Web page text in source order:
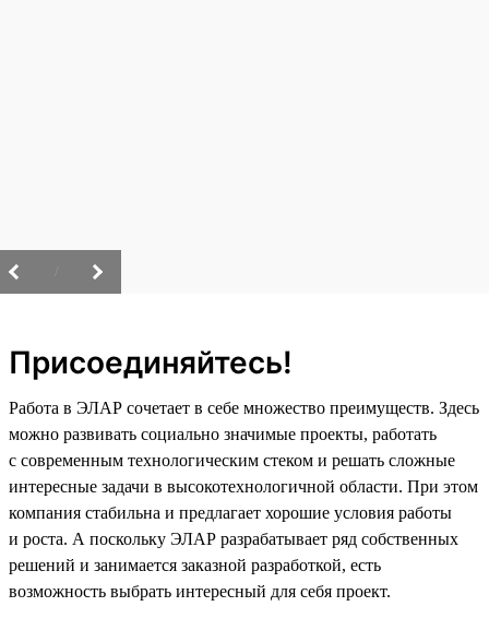
Присоединяйтесь!
Работа в ЭЛАР сочетает в себе множество преимуществ. Здесь
можно развивать социально значимые проекты, работать
с современным технологическим стеком и решать сложные
интересные задачи в высокотехнологичной области. При этом
компания стабильна и предлагает хорошие условия работы
и роста. А поскольку ЭЛАР разрабатывает ряд собственных
решений и занимается заказной разработкой, есть
возможность выбрать интересный для себя проект.